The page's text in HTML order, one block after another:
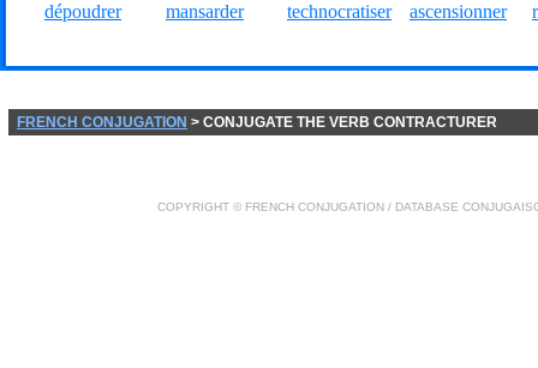
dépoudrer
mansarder
technocratiser
ascensionner
FRENCH CONJUGATION > CONJUGATE THE VERB CONTRACTURER
COPYRIGHT © FRENCH CONJUGATION / DATABASE